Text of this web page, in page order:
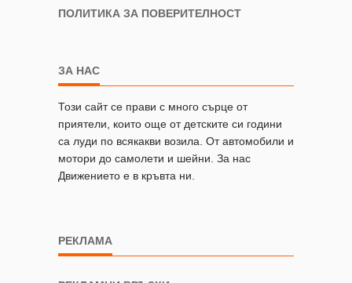
ПОЛИТИКА ЗА ПОВЕРИТЕЛНОСТ
ЗА НАС
Този сайт се прави с много сърце от
приятели, които още от детските си години
са луди по всякакви возила. От автомобили и
мотори до самолети и шейни. За нас
Движението е в кръвта ни.
РЕКЛАМА